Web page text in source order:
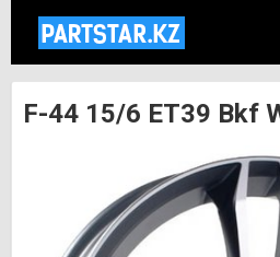
F-44 15/6 ET39 Bkf